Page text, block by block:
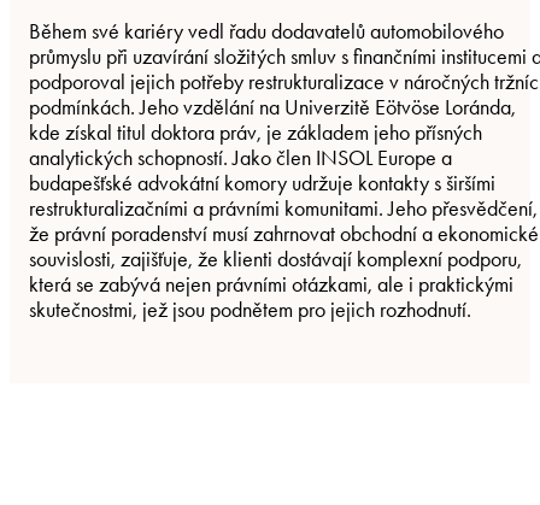
Během své kariéry vedl řadu dodavatelů automobilového
průmyslu při uzavírání složitých smluv s finančními institucemi
podporoval jejich potřeby restrukturalizace v náročných
podmínkách. Jeho vzdělání na Univerzitě Eötvöse Loránda,
kde získal titul doktora práv, je základem jeho přísných
analytických schopností. Jako člen INSOL Europe a
budapešťské advokátní komory udržuje kontakty s širšími
restrukturalizačními a právními komunitami. Jeho přesvědčení,
že právní poradenství musí zahrnovat obchodní a ekonomické
souvislosti, zajišťuje, že klienti dostávají komplexní podporu,
která se zabývá nejen právními otázkami, ale i praktickými
skutečnostmi, jež jsou podnětem pro jejich rozhodnutí.